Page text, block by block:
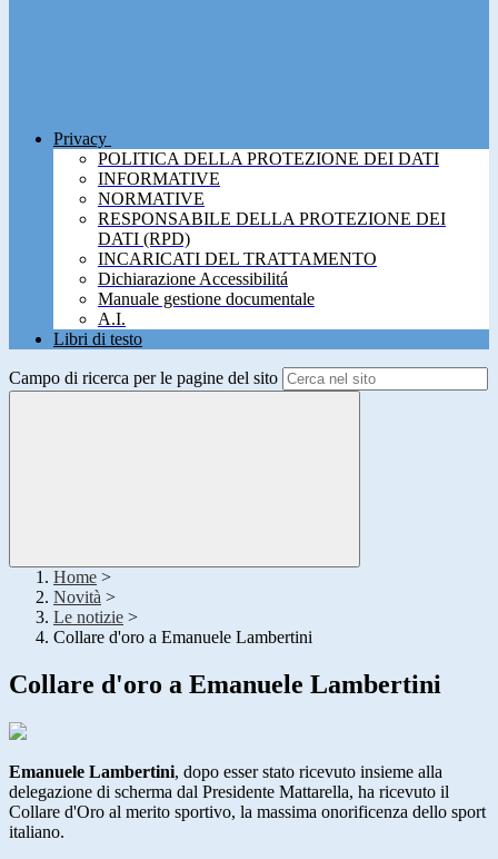
Privacy
POLITICA DELLA PROTEZIONE DEI DATI
INFORMATIVE
NORMATIVE
RESPONSABILE DELLA PROTEZIONE DEI
DATI (RPD)
INCARICATI DEL TRATTAMENTO
Dichiarazione Accessibilitá
Manuale gestione documentale
A.I.
Libri di testo
Campo di ricerca per le pagine del sito
Home >
Novità >
Le notizie >
Collare d'oro a Emanuele Lambertini
Collare d'oro a Emanuele Lambertini
Emanuele Lambertini, dopo esser stato ricevuto insieme alla
delegazione di scherma dal Presidente Mattarella, ha ricevuto il
Collare d'Oro al merito sportivo, la massima onorificenza dello sport
italiano.